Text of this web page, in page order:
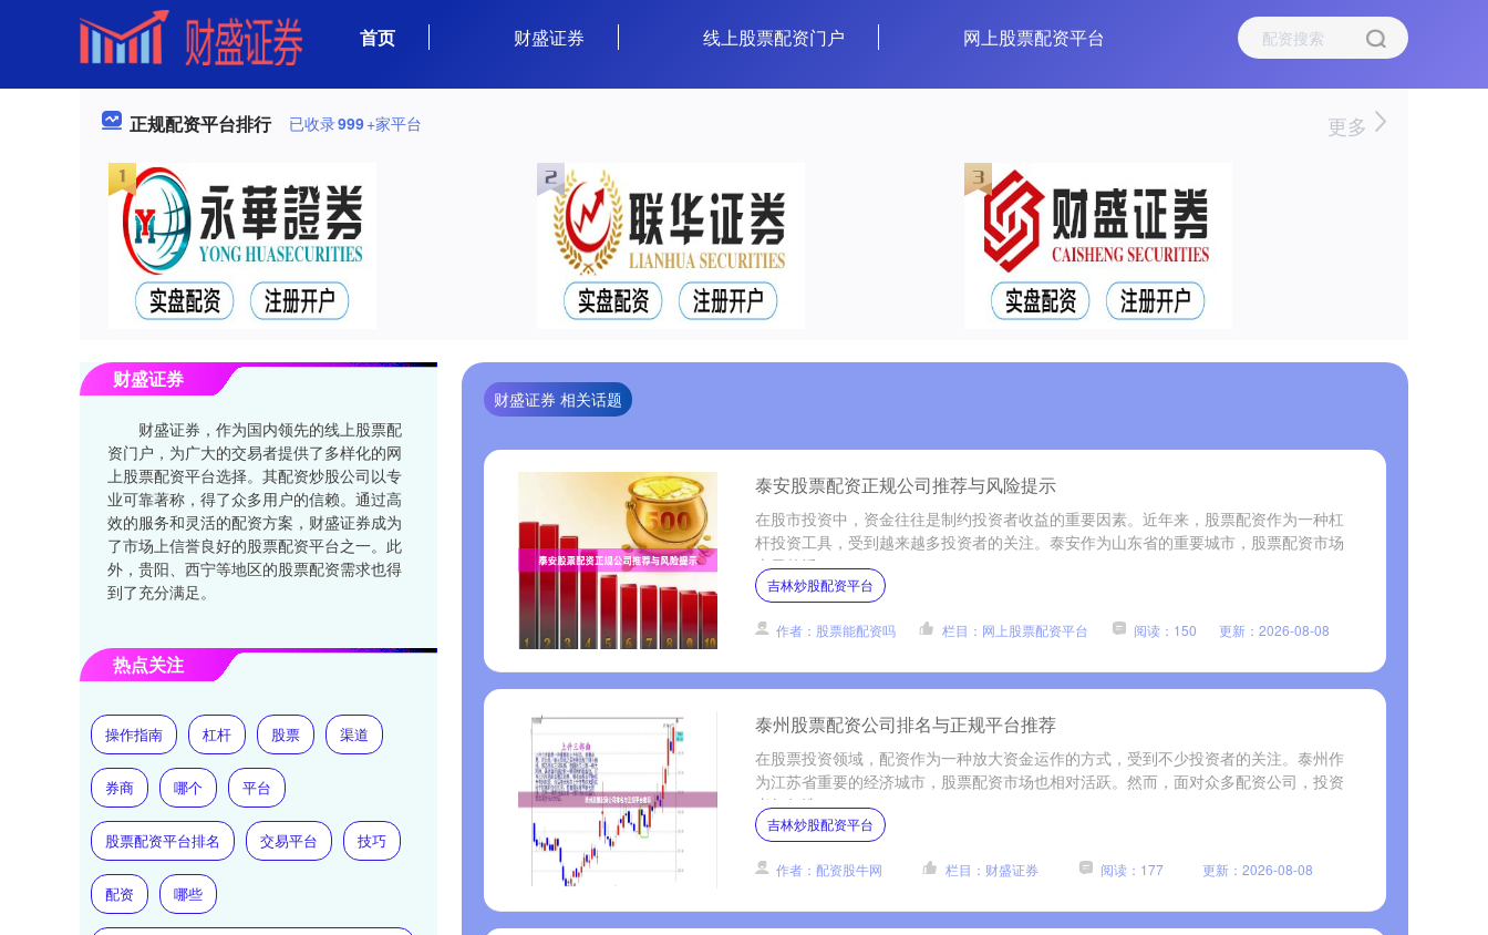
首页 财盛证券 线上股票配资门户 网上股票配资平台
正规配资平台排行 已收录999+家平台 更多
财盛证券 相关话题
泰安股票配资正规公司推荐与风险提示
在股市投资中，资金往往是制约投资者收益的重要因素。近年来，股票配资作为一种杠
杆投资工具，受到越来越多投资者的关注。泰安作为山东省的重要城市，股票配资市场
也日趋活....
吉林炒股配资平台
作者：股票能配资吗 栏目：网上股票配资平台 阅读：150 更新：2026-08-08
泰州股票配资公司排名与正规平台推荐
在股票投资领域，配资作为一种放大资金运作的方式，受到不少投资者的关注。泰州作
为江苏省重要的经济城市，股票配资市场也相对活跃。然而，面对众多配资公司，投资
者如何选....
吉林炒股配资平台
作者：配资股牛网 栏目：财盛证券 阅读：177 更新：2026-08-08
财盛证券
财盛证券，作为国内领先的线上股票配
资门户，为广大的交易者提供了多样化的网
上股票配资平台选择。其配资炒股公司以专
业可靠著称，得了众多用户的信赖。通过高
效的服务和灵活的配资方案，财盛证券成为
了市场上信誉良好的股票配资平台之一。此
外，贵阳、西宁等地区的股票配资需求也得
到了充分满足。
热点关注
操作指南 杠杆 股票 渠道
券商 哪个 平台
股票配资平台排名 交易平台 技巧
配资 哪些